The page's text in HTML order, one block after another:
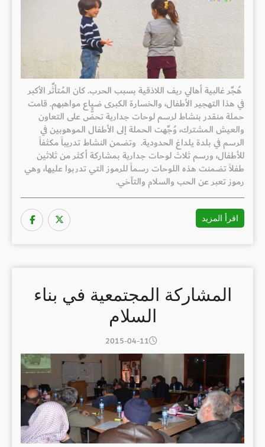
هُجِّر غالبية أهالي ريف اللاذقية بسبب الحرب. كان المُتأثِّر الأكبر
في هذا التهجير الأطفال، والخسارة الكبرى ضياع مواهبهم. قامت
حملة منقدر بنشاط لرسم لوحات جدارية تحضُّ على التعاون
والعيش المشترك، وُجِّهت الحملة إلى الأطفال الموهوبين في
الرسم في بلدة يلداغ الحدودية. وتضمن النشاط تدريباً مكثفاً
للأطفال، ورسم ثلاث لوحات جدارية بمشاركة أكثر من ثلاثين
طفلاً تضمنت هذه اللوحات رسماً للرموز التي تدربوا عليها، وهي
رموز تعبر عن الحب والسلام والتآخي.
اقرأ المزيد
المشاركة المجتمعية في بناء
السلام
2015-04-11